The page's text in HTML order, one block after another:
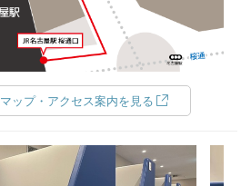
マップ・アクセス案内を見る